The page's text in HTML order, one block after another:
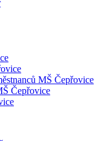
MŠ Čepřovice
Čepřovice